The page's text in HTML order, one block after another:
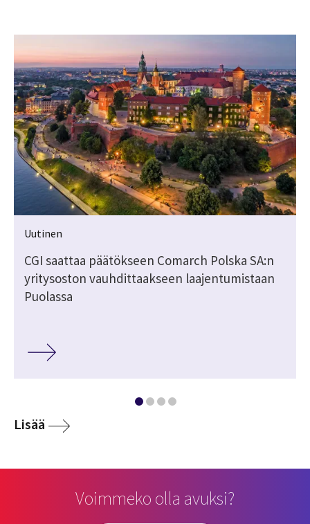
Uutinen
CGI saattaa päätökseen Comarch Polska SA:n
yritysoston vauhdittaakseen laajentumistaan
Puolassa
Lisää
Voimmeko olla avuksi?